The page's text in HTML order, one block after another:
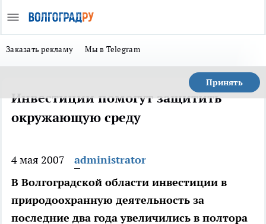
Заказать рекламу Мы в Telegram
Принять
Инвестиции помогут защитить
окружающую среду
4 мая 2007
administrator
В Волгоградской области инвестиции в
природоохранную деятельность за
последние два года увеличились в полтора